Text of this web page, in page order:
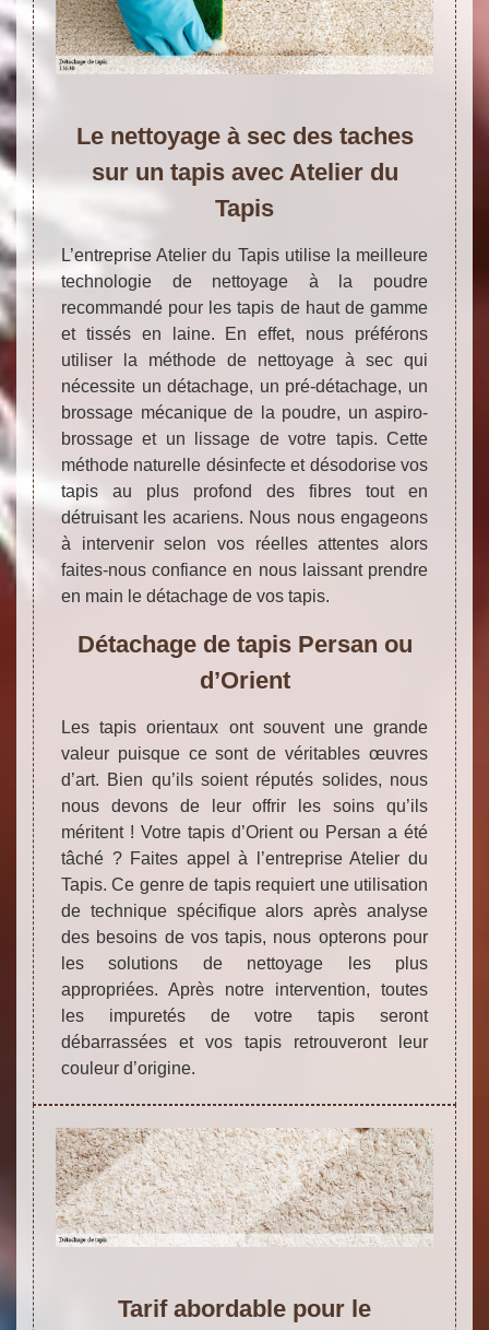
Le nettoyage à sec des taches
sur un tapis avec Atelier du
Tapis
L’entreprise Atelier du Tapis utilise la meilleure
technologie de nettoyage à la poudre
recommandé pour les tapis de haut de gamme
et tissés en laine. En effet, nous préférons
utiliser la méthode de nettoyage à sec qui
nécessite un détachage, un pré-détachage, un
brossage mécanique de la poudre, un aspiro-
brossage et un lissage de votre tapis. Cette
méthode naturelle désinfecte et désodorise vos
tapis au plus profond des fibres tout en
détruisant les acariens. Nous nous engageons
à intervenir selon vos réelles attentes alors
faites-nous confiance en nous laissant prendre
en main le détachage de vos tapis.
Détachage de tapis Persan ou
d’Orient
Les tapis orientaux ont souvent une grande
valeur puisque ce sont de véritables œuvres
d’art. Bien qu’ils soient réputés solides, nous
nous devons de leur offrir les soins qu’ils
méritent ! Votre tapis d’Orient ou Persan a été
tâché ? Faites appel à l’entreprise Atelier du
Tapis. Ce genre de tapis requiert une utilisation
de technique spécifique alors après analyse
des besoins de vos tapis, nous opterons pour
les solutions de nettoyage les plus
appropriées. Après notre intervention, toutes
les impuretés de votre tapis seront
débarrassées et vos tapis retrouveront leur
couleur d’origine.
Tarif abordable pour le